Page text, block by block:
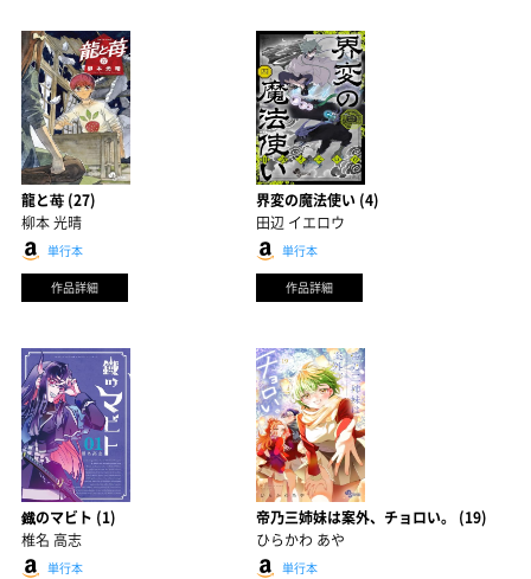
龍と苺 (27)
柳本 光晴
単行本
作品詳細
界変の魔法使い (4)
田辺 イエロウ
単行本
作品詳細
鐡のマビト (1)
椎名 高志
単行本
帝乃三姉妹は案外、チョロい。 (19)
ひらかわ あや
単行本